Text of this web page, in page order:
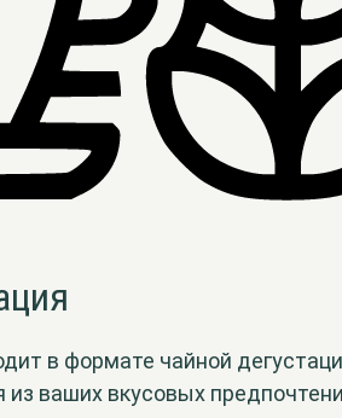
в формате чайной
из ваших вкусовых